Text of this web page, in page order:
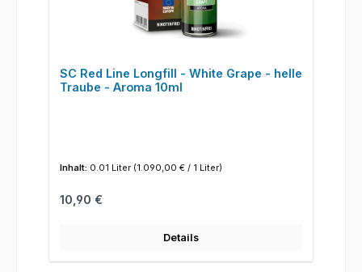
SC Red Line Longfill - White Grape - helle
Traube - Aroma 10ml
Inhalt: 0.01 Liter (1.090,00 € / 1 Liter)
Regulärer Preis:
10,90 €
Details